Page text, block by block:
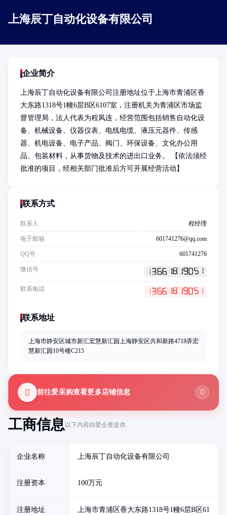
上海辰丁自动化设备有限公司
工商信息以下内容由爱企查提供
企业名称 上海辰丁自动化设备有限公司
注册资本 100万元
注册地址
上海市青浦区香大东路1318号1幢6层B区61
企业简介
上海辰丁自动化设备有限公司注册地址位于上海市青浦区香
大东路1318号1幢6层B区6107室，注册机关为青浦区市场监
督管理局，法人代表为程凤连，经营范围包括销售自动化设
备、机械设备、仪器仪表、电线电缆、液压元器件、传感
器、机电设备、电子产品、阀门、环保设备、文化办公用
品、包装材料，从事货物及技术的进出口业务。 【依法须经
批准的项目，经相关部门批准后方可开展经营活动】
联系方式
联系人 程经理
电子邮箱 601741276@qq.com
QQ号 601741276
微信号
联系电话
联系地址
上海市静安区城市新汇宏慧新汇园上海静安区共和新路4718弄宏
慧新汇园10号楼C215
前往爱采购查看更多店铺信息